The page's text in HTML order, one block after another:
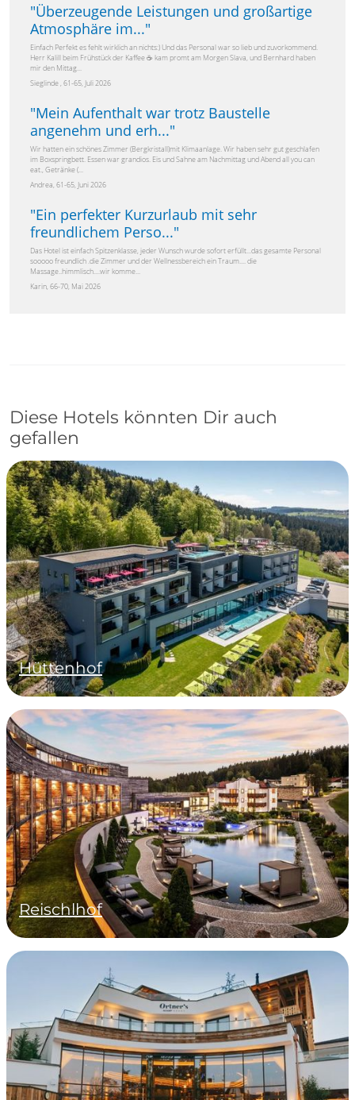
"Überzeugende Leistungen und großartige
Atmosphäre im..."
Einfach Perfekt es fehlt wirklich an nichts:) Und das Personal war so lieb und zuvorkommend.
Herr Kalill beim Frühstück der Kaffee ☕️ kam promt am Morgen Slava, und Bernhard haben
mir den Mittag...
Sieglinde , 61-65, Juli 2026
"Mein Aufenthalt war trotz Baustelle
angenehm und erh..."
Wir hatten ein schönes Zimmer (Bergkristall)mit Klimaanlage. Wir haben sehr gut geschlafen
im Boxspringbett. Essen war grandios. Eis und Sahne am Nachmittag und Abend all you can
eat., Getränke (...
Andrea, 61-65, Juni 2026
"Ein perfekter Kurzurlaub mit sehr
freundlichem Perso..."
Das Hotel ist einfach Spitzenklasse, jeder Wunsch wurde sofort erfüllt...das gesamte Personal
sooooo freundlich .die Zimmer und der Wellnessbereich ein Traum.... die
Massage..himmlisch....wir komme...
Karin, 66-70, Mai 2026
Diese Hotels könnten Dir auch
gefallen
Hüttenhof
Reischlhof